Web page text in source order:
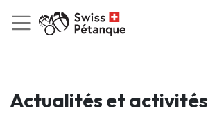
Actualités et activités